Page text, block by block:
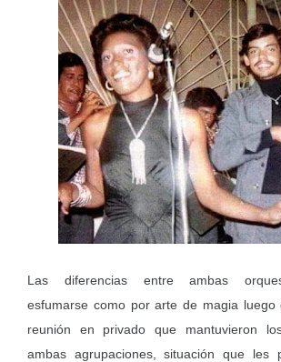
Las diferencias entre ambas
esfumarse como por arte de magia luego
reunión en privado que mantuvieron
ambas agrupaciones, situación que les